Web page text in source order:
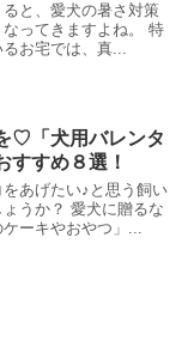
と、愛犬の暑さ対策
ってきますよね。 特
お宅では、真...
♡「犬用バレンタ
すすめ８選！
あげたい♪と思う飼い
うか？ 愛犬に贈るな
ーキやおやつ」...